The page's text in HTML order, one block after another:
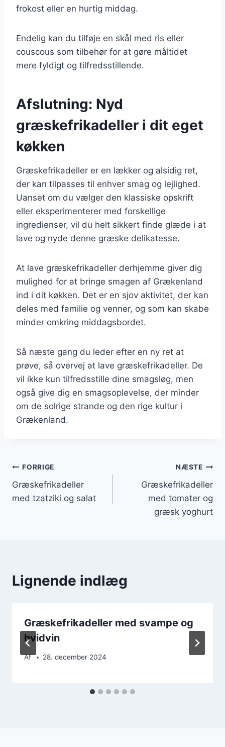
frokost eller en hurtig middag.
Endelig kan du tilføje en skål med ris eller
couscous som tilbehør for at gøre måltidet
mere fyldigt og tilfredsstillende.
Afslutning: Nyd
græskefrikadeller i dit eget
køkken
Græskefrikadeller er en lækker og alsidig ret,
der kan tilpasses til enhver smag og lejlighed.
Uanset om du vælger den klassiske opskrift
eller eksperimenterer med forskellige
ingredienser, vil du helt sikkert finde glæde i at
lave og nyde denne græske delikatesse.
At lave græskefrikadeller derhjemme giver dig
mulighed for at bringe smagen af Grækenland
ind i dit køkken. Det er en sjov aktivitet, der kan
deles med familie og venner, og som kan skabe
minder omkring middagsbordet.
Så næste gang du leder efter en ny ret at
prøve, så overvej at lave græskefrikadeller. De
vil ikke kun tilfredsstille dine smagsløg, men
også give dig en smagsoplevelse, der minder
om de solrige strande og den rige kultur i
Grækenland.
Indlægsnavigation
FORRIGE
Græskefrikadeller
med tzatziki og salat
NÆSTE
Græskefrikadeller
med tomater og
græsk yoghurt
Lignende indlæg
Græskefrikadeller med svampe og
hvidvin
Af 28. december 2024